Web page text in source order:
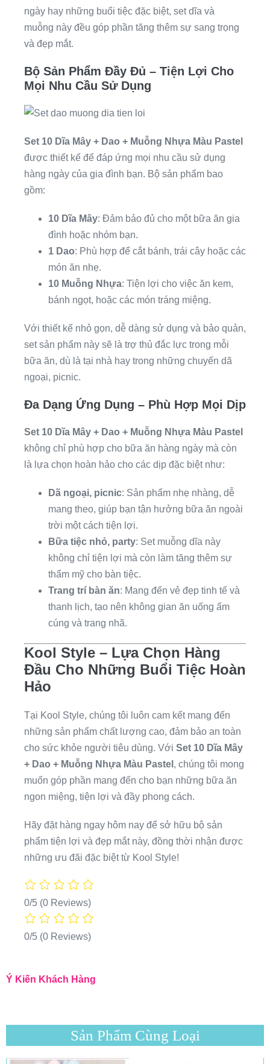
ngày hay những buổi tiệc đặc biệt, set dĩa và
muỗng này đều góp phần tăng thêm sự sang trọng
và đẹp mắt.
Bộ Sản Phẩm Đầy Đủ – Tiện Lợi Cho
Mọi Nhu Cầu Sử Dụng
Set 10 Dĩa Mây + Dao + Muỗng Nhựa Màu Pastel
được thiết kế để đáp ứng mọi nhu cầu sử dụng
hàng ngày của gia đình bạn. Bộ sản phẩm bao
gồm:
10 Dĩa Mây: Đảm bảo đủ cho một bữa ăn gia
đình hoặc nhóm bạn.
1 Dao: Phù hợp để cắt bánh, trái cây hoặc các
món ăn nhẹ.
10 Muỗng Nhựa: Tiện lợi cho việc ăn kem,
bánh ngọt, hoặc các món tráng miệng.
Với thiết kế nhỏ gọn, dễ dàng sử dụng và bảo quản,
set sản phẩm này sẽ là trợ thủ đắc lực trong mỗi
bữa ăn, dù là tại nhà hay trong những chuyến dã
ngoại, picnic.
Đa Dạng Ứng Dụng – Phù Hợp Mọi Dịp
Set 10 Dĩa Mây + Dao + Muỗng Nhựa Màu Pastel
không chỉ phù hợp cho bữa ăn hàng ngày mà còn
là lựa chọn hoàn hảo cho các dịp đặc biệt như:
Dã ngoại, picnic: Sản phẩm nhẹ nhàng, dễ
mang theo, giúp bạn tận hưởng bữa ăn ngoài
trời một cách tiện lợi.
Bữa tiệc nhỏ, party: Set muỗng dĩa này
không chỉ tiện lợi mà còn làm tăng thêm sự
thẩm mỹ cho bàn tiệc.
Trang trí bàn ăn: Mang đến vẻ đẹp tinh tế và
thanh lịch, tạo nên không gian ăn uống ấm
cúng và trang nhã.
Kool Style – Lựa Chọn Hàng
Đầu Cho Những Buổi Tiệc Hoàn
Hảo
Tại Kool Style, chúng tôi luôn cam kết mang đến
những sản phẩm chất lượng cao, đảm bảo an toàn
cho sức khỏe người tiêu dùng. Với Set 10 Dĩa Mây
+ Dao + Muỗng Nhựa Màu Pastel , chúng tôi mong
muốn góp phần mang đến cho bạn những bữa ăn
ngon miệng, tiện lợi và đầy phong cách.
Hãy đặt hàng ngay hôm nay để sở hữu bộ sản
phẩm tiện lợi và đẹp mắt này, đồng thời nhận được
những ưu đãi đặc biệt từ Kool Style!
0/5 (0 Reviews)
0/5 (0 Reviews)
Ý Kiến Khách Hàng
Sản Phẩm Cùng Loại